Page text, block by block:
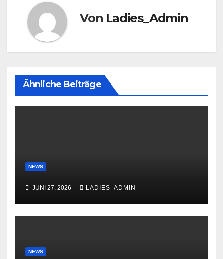
Von Ladies_Admin
Ähnliche Beiträge
NEWS
JUNI 27, 2026 LADIES_ADMIN
NEWS